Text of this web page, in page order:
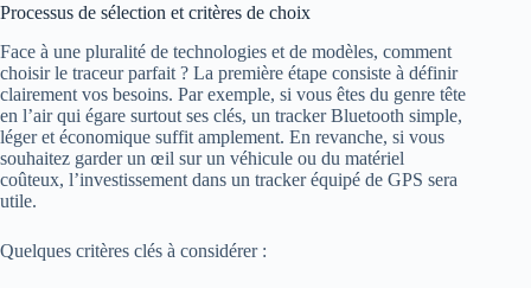
Processus de sélection et critères de choix
Face à une pluralité de technologies et de modèles, comment
choisir le traceur parfait ? La première étape consiste à définir
clairement vos besoins. Par exemple, si vous êtes du genre tête
en l’air qui égare surtout ses clés, un tracker Bluetooth simple,
léger et économique suffit amplement. En revanche, si vous
souhaitez garder un œil sur un véhicule ou du matériel
coûteux, l’investissement dans un tracker équipé de GPS sera
utile.
Quelques critères clés à considérer :